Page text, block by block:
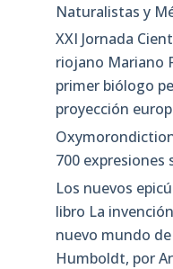
Naturalistas y
XXI Jornada
riojano Mariano
primer biólogo
proyección
700 expresiones
Los nuevos
libro La
nuevo mundo
Humboldt, por